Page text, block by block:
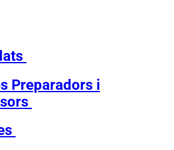
Preparadors i